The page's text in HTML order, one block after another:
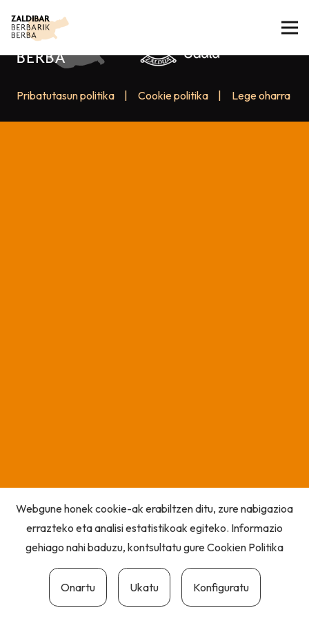
Pribatutasun politika Cookie politika Lege oharra
Webgune honek cookie-ak erabiltzen ditu, zure nabigazioa
errazteko eta analisi estatistikoak egiteko. Informazio
gehiago nahi baduzu, kontsultatu gureCookien Politika
Onartu Ukatu Konfiguratu